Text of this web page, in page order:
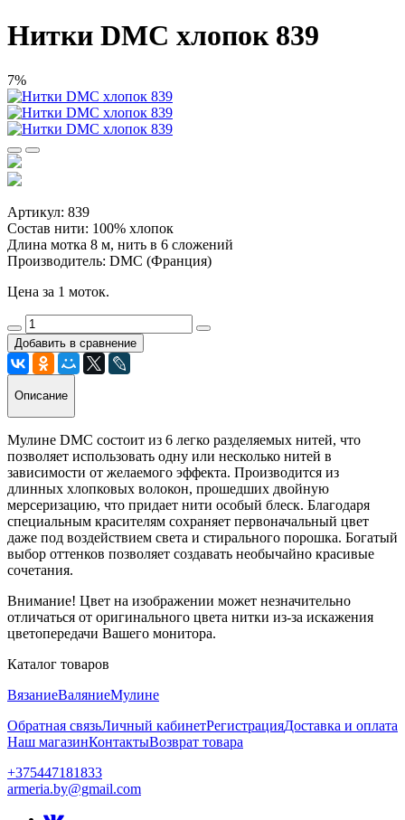
Нитки DMC хлопок 839
7%
Артикул: 839
Состав нити: 100% хлопок
Длина мотка 8 м, нить в 6 сложений
Производитель: DMC (Франция)
Цена за 1 моток.
Добавить в сравнение
Описание
Мулине DMC состоит из 6 легко разделяемых нитей, что
позволяет использовать одну или несколько нитей в
зависимости от желаемого эффекта. Производится из
длинных хлопковых волокон, прошедших двойную
мерсеризацию, что придает нити особый блеск. Благодаря
специальным красителям сохраняет первоначальный цвет
даже под воздействием света и стирального порошка. Богатый
выбор оттенков позволяет создавать необычайно красивые
сочетания.
Внимание! Цвет на изображении может незначительно
отличаться от оригинального цвета нитки из-за искажения
цветопередачи Вашего монитора.
Каталог товаров
ВязаниеВаляниеМулине
Обратная связьЛичный кабинетРегистрацияДоставка и оплата
Наш магазинКонтактыВозврат товара
+375447181833
armeria.by@gmail.com